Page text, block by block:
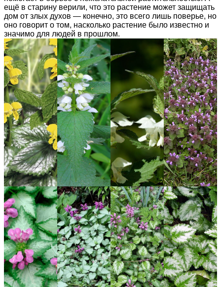
ещё в старину верили, что это растение может защищать
дом от злых духов — конечно, это всего лишь поверье, но
оно говорит о том, насколько растение было известно и
значимо для людей в прошлом.